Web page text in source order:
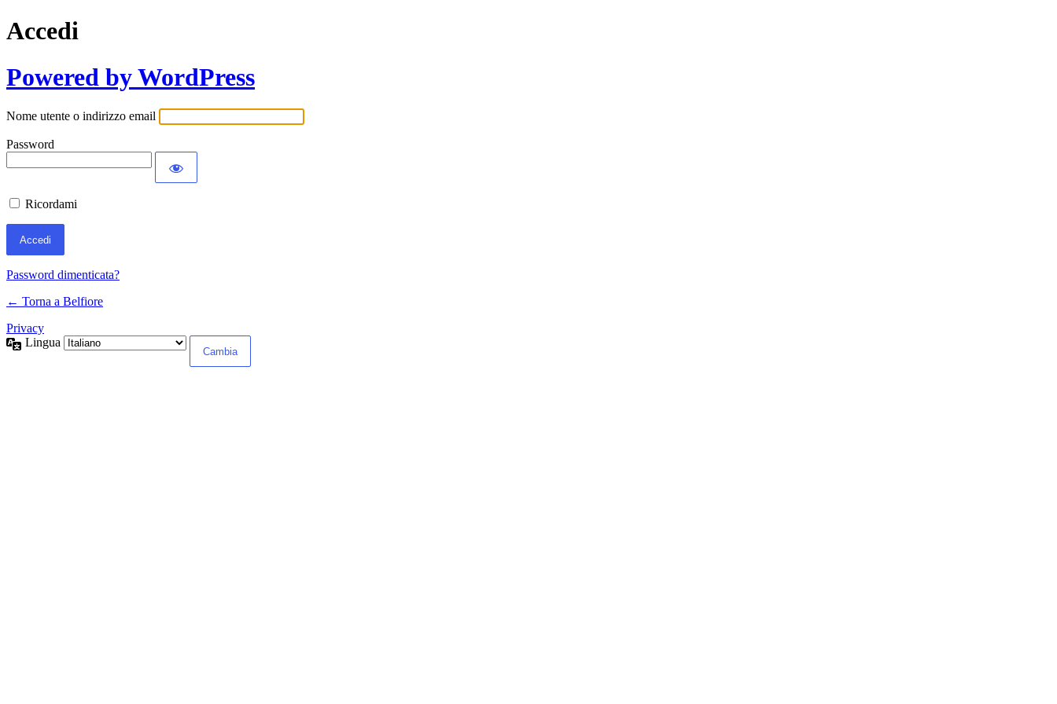
Accedi
Powered by WordPress
Nome utente o indirizzo email
Password
Ricordami
Password dimenticata?
← Torna a Belfiore
Privacy
Lingua